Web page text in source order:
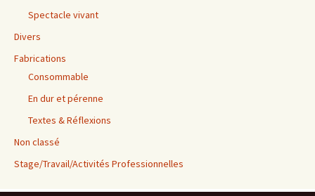
Spectacle vivant
Divers
Fabrications
Consommable
En dur et pérenne
Textes & Réflexions
Non classé
Stage/Travail/Activités Professionnelles